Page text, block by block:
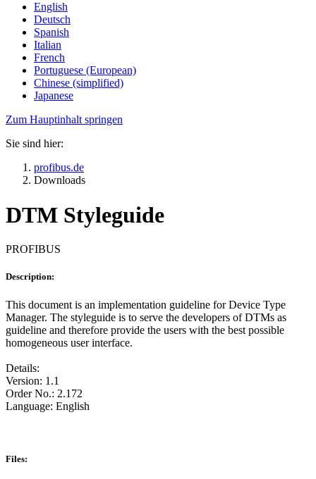
English
Deutsch
Spanish
Italian
French
Portuguese (European)
Chinese (simplified)
Japanese
Zum Hauptinhalt springen
Sie sind hier:
profibus.de
Downloads
DTM Styleguide
PROFIBUS
Description:
This document is an implementation guideline for Device Type
Manager. The styleguide is to serve the developers of DTMs as
guideline and therefore provide the users with the best possible
homogeneous user interface.
Details:
Version: 1.1
Order No.: 2.172
Language: English
Files: